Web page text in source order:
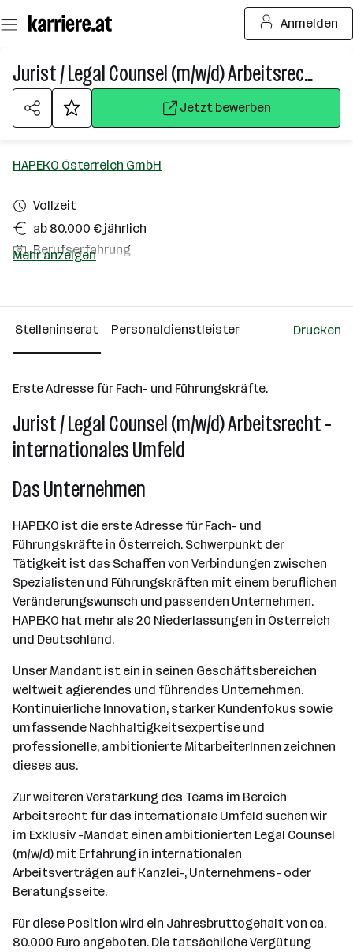
Seiteninhalt
springen
Anmelden
Jurist / Legal Counsel (m/w/d) Arbeitsrecht - internationales Umfeld
Jetzt bewerben
HAPEKO Österreich GmbH
Vollzeit
ab 80.000 € jährlich
Berufserfahrung
Über das Unternehmen
Salzburg
Mehr anzeigen
Stelleninserat Personaldienstleister Drucken
Erste Adresse für Fach- und Führungskräfte.
Jurist / Legal Counsel (m/w/d) Arbeitsrecht -
internationales Umfeld
Das Unternehmen
HAPEKO ist die erste Adresse für Fach- und
Führungskräfte in Österreich. Schwerpunkt der
Tätigkeit ist das Schaffen von Verbindungen zwischen
Spezialisten und Führungskräften mit einem beruflichen
Veränderungswunsch und passenden Unternehmen.
HAPEKO hat mehr als 20 Niederlassungen in Österreich
und Deutschland.
Unser Mandant ist ein in seinen Geschäftsbereichen
weltweit agierendes und führendes Unternehmen.
Kontinuierliche Innovation, starker Kundenfokus sowie
umfassende Nachhaltigkeitsexpertise und
professionelle, ambitionierte MitarbeiterInnen zeichnen
dieses aus.
Zur weiteren Verstärkung des Teams im Bereich
Arbeitsrecht für das internationale Umfeld suchen wir
im Exklusiv -Mandat einen ambitionierten Legal Counsel
(m/w/d) mit Erfahrung in internationalen
Arbeitsverträgen auf Kanzlei-, Unternehmens- oder
Beratungsseite.
Für diese Position wird ein Jahresbruttogehalt von ca.
80.000 Euro angeboten. Die tatsächliche Vergütung